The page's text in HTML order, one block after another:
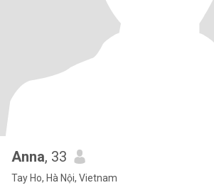
Anna, 33
Tay Ho, Hà Nội, Vietnam